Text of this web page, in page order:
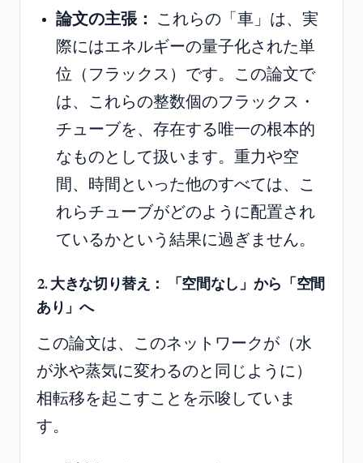
論文の主張：
これらの「車」は、実
際にはエネルギーの量子化された単
位（フラックス）です。この論文で
は、これらの整数個のフラックス・
チューブを、存在する唯一の根本的
なものとして扱います。重力や空
間、時間といった他のすべては、こ
れらチューブがどのように配置され
ているかという結果に過ぎません。
2. 大きな切り替え： 「空間なし」から「空間
あり」へ
この論文は、このネットワークが（水
が氷や蒸気に変わるのと同じように）
相転移を起こすことを示唆していま
す。